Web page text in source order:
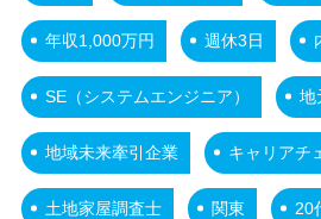
年収1,000万円 週休3日
SE（システムエンジニア） 地
地域未来牽引企業 キャリアチ
土地家屋調査士 関東 20